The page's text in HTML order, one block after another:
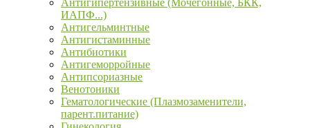
Антигипертензивные (Мочегонные, БКК,
ИАПФ...)
Антигельминтные
Антигистаминные
Антибиотики
Антигеморройные
Антипсориазные
Венотоники
Гематологические (Плазмозаменители,
парент.питание)